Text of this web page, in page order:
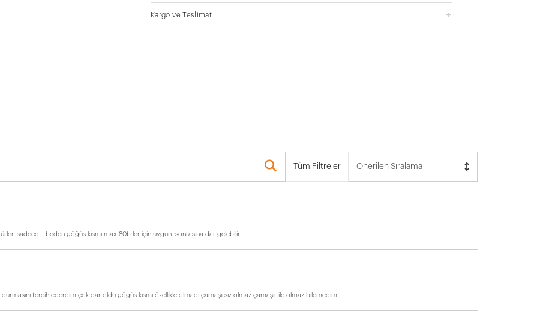
Kargo ve Teslimat
Tüm Filtreler Önerilen Sıralama
sadece L beden göğüs kısmı max 80b ler için uygun. sonrasına dar gelebilir.
tercih ederdim çok dar oldu gögüs kısmı özellikle olmadı çamaşırsız olmaz çamaşır ile olmaz bilemedim